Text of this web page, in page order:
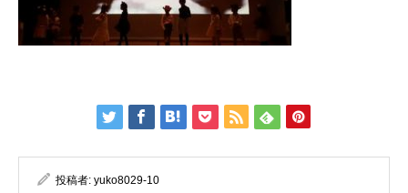
投稿者: yuko8029-10